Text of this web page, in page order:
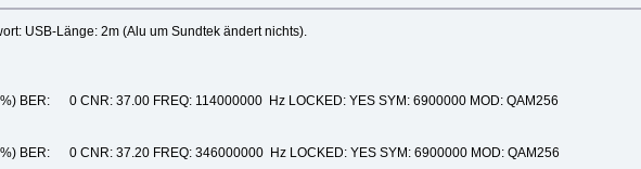
USB-Länge: 2m (Alu um Sundtek ändert nichts).
BER: 0 CNR: 37.00 FREQ: 114000000 Hz LOCKED: YES SYM: 6900000 MOD: QAM256
BER: 0 CNR: 37.20 FREQ: 346000000 Hz LOCKED: YES SYM: 6900000 MOD: QAM256